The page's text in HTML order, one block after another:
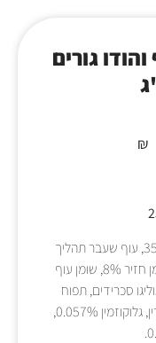
גורים
₪
עוף 50% (עוף מיובש והודו 35%, עוף שעבר תהליך
הידרוליזה 15%), אורז חום, טפיוקה, שומן חזיר 8%, שומן עוף
סכרידים, תפוח
מיובש, גזר מיובש, שמרים, תמצית רוזמרין, גלוקוזמין 0.057%,